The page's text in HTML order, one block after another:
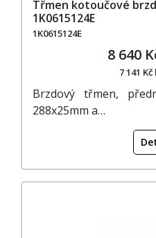
Třmen kotoučové
1K0615124E
1K0615124E
8 640
7 141
Brzdový třmen,
288x25mm a…